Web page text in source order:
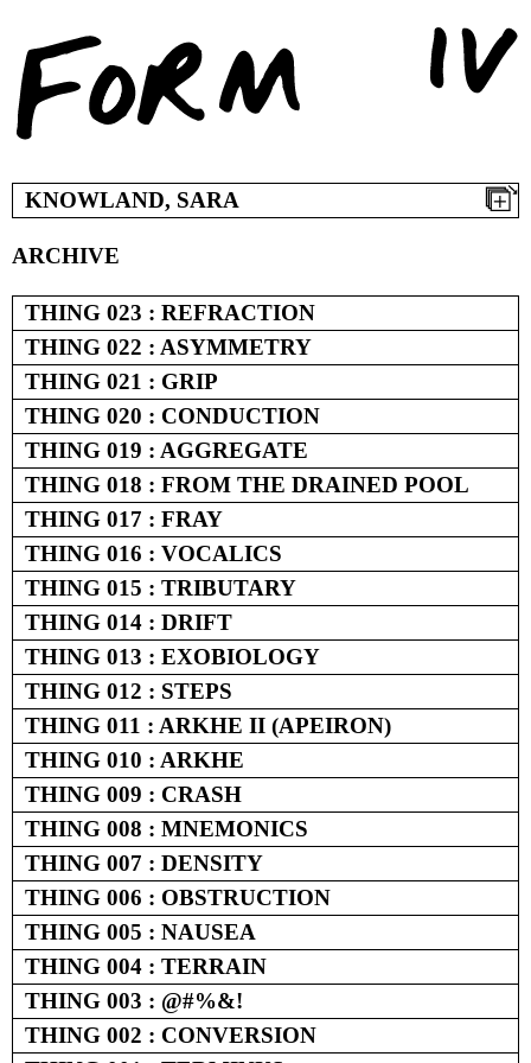
content
KNOWLAND, SARA
ARCHIVE
THING 023 : REFRACTION
THING 022 : ASYMMETRY
THING 021 : GRIP
THING 020 : CONDUCTION
THING 019 : AGGREGATE
THING 018 : FROM THE DRAINED POOL
THING 017 : FRAY
THING 016 : VOCALICS
THING 015 : TRIBUTARY
THING 014 : DRIFT
THING 013 : EXOBIOLOGY
THING 012 : STEPS
THING 011 : ARKHE II (APEIRON)
THING 010 : ARKHE
THING 009 : CRASH
THING 008 : MNEMONICS
THING 007 : DENSITY
THING 006 : OBSTRUCTION
THING 005 : NAUSEA
THING 004 : TERRAIN
THING 003 : @#%&!
THING 002 : CONVERSION